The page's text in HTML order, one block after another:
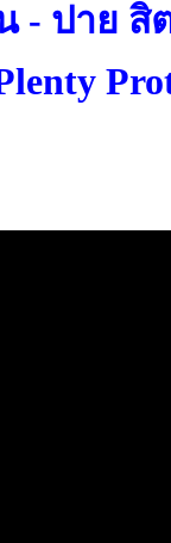
- ปาย สิ